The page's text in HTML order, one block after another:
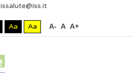
issalute@iss.it
Aa Aa A- A A+